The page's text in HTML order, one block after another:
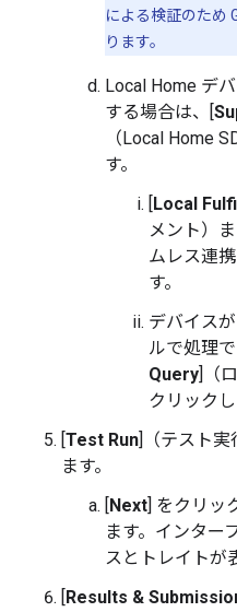
による検証のため
ります。
Local Home デ
する場合は、[
（Local Home
す。
[Local
メント）
ムレス連
す。
デバイスが
ルで処理
Query]（
クリックし
[Test Run]（テスト実
ます。
[Next] をクリッ
ます。インター
スとトレイトが
[Results &